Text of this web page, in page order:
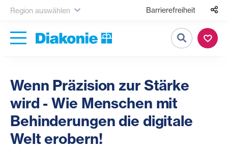
Region auswählen Barrierefreiheit
Suche
Wenn Präzision zur Stärke
wird - Wie Menschen mit
Behinderungen die digitale
Welt erobern!